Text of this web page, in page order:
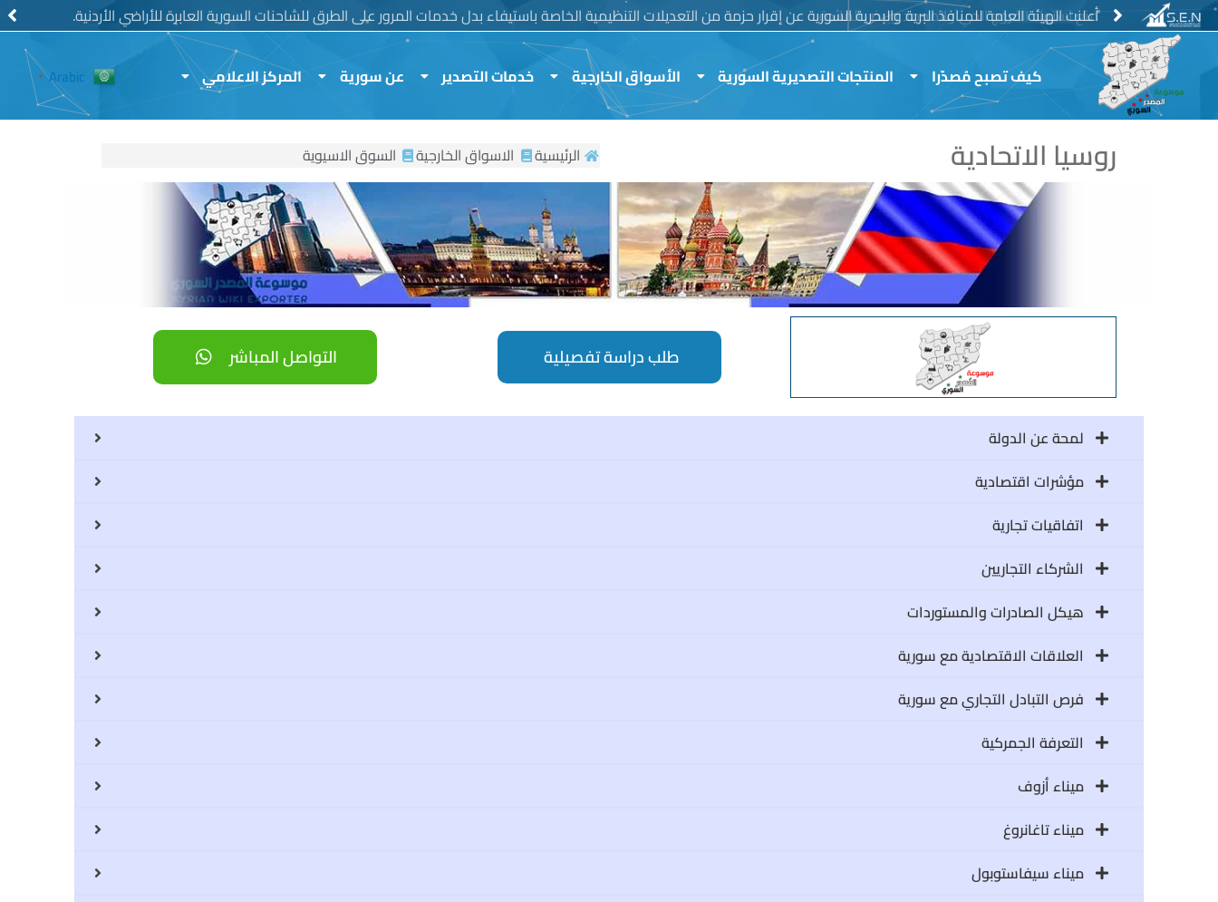
تخطي
إلى
المحتوى
أعلنت الهيئة العامة للمنافذ البرية والبحرية السورية عن إقرار حزمة من التعديلات التنظيمية الخاصة باستيفاء بدل خدمات المرور على الطرق للشاحنات السورية العابرة للأراضي الأردنية.
منع استيراد الفروج الحي والمجمد وبيض المائدة
كيف تصبح مُصدّرا المنتجات التصديرية السورية الأسواق الخارجية خدمات التصدير عن سورية المركز الاعلامي Arabic
▼
روسيا الاتحادية الرئيسية الاسواق الخارجية السوق الاسيوية
طلب دراسة تفصيلية التواصل المباشر
لمحة عن الدولة
مؤشرات اقتصادية
اتفاقيات تجارية
الشركاء التجاريين
هيكل الصادرات والمستوردات
العلاقات الاقتصادية مع سورية
فرص التبادل التجاري مع سورية
التعرفة الجمركية
ميناء أزوف
ميناء تاغانروغ
ميناء سيفاستوبول